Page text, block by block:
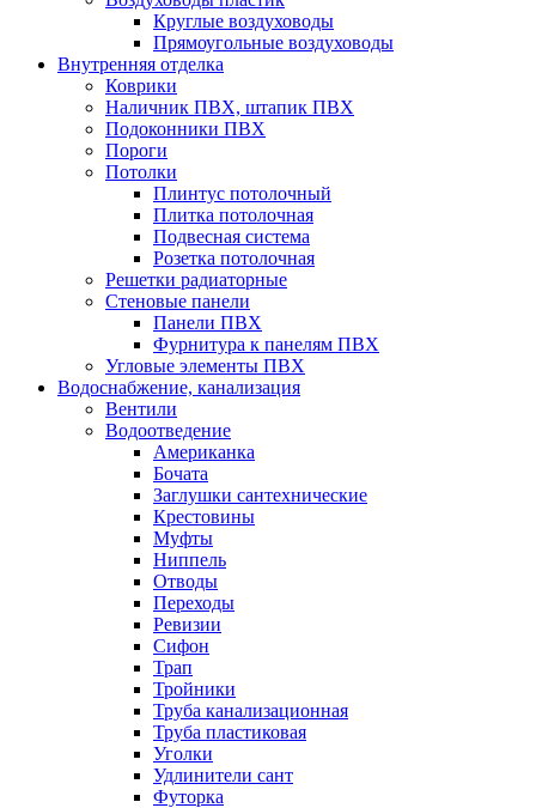
Круглые воздуховоды
Прямоугольные воздуховоды
Внутренняя отделка
Коврики
Наличник ПВХ, штапик ПВХ
Подоконники ПВХ
Пороги
Потолки
Плинтус потолочный
Плитка потолочная
Подвесная система
Розетка потолочная
Решетки радиаторные
Стеновые панели
Панели ПВХ
Фурнитура к панелям ПВХ
Угловые элементы ПВХ
Водоснабжение, канализация
Вентили
Водоотведение
Американка
Бочата
Заглушки сантехнические
Крестовины
Муфты
Ниппель
Отводы
Переходы
Ревизии
Сифон
Трап
Тройники
Труба канализационная
Труба пластиковая
Уголки
Удлинители сант
Футорка